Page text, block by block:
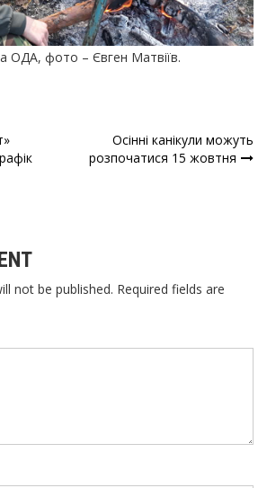
ОДА, фото – Євген Матвіїв.
Осінні канікули можуть
розпочатися 15 жовтня
not be published. Required fields are